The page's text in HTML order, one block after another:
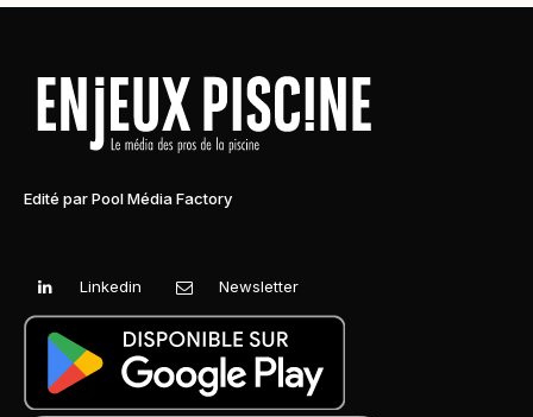
Edité par Pool Média Factory
Linkedin Newsletter